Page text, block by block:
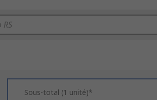
Sous-total (1 unité)*